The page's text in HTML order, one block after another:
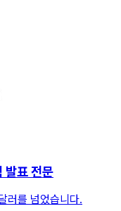
표 전문
러를 넘었습니다.